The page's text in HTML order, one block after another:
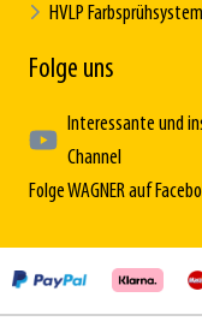
HVLP Farbsprühsystem
Folge uns
Interessante und
Channel
Folge WAGNER auf